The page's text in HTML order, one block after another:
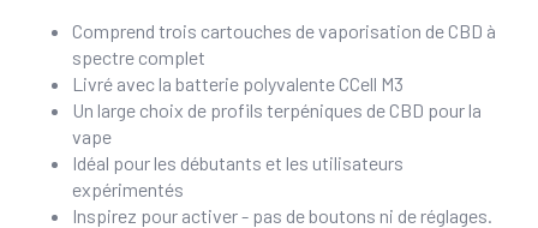
Comprend trois cartouches de vaporisation de CBD à
spectre complet
Livré avec la batterie polyvalente CCell M3
Un large choix de profils terpéniques de CBD pour la
vape
Idéal pour les débutants et les utilisateurs
expérimentés
Inspirez pour activer - pas de boutons ni de réglages.